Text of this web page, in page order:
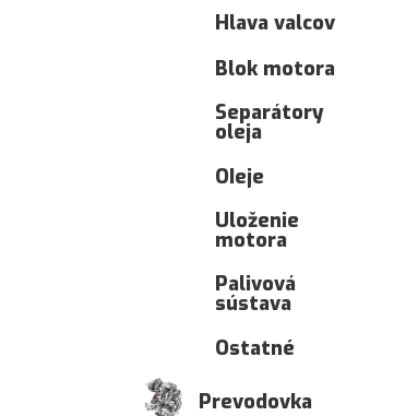
Hlava valcov
Blok motora
Separátory
oleja
OIeje
Uloženie
motora
Palivová
sústava
Ostatné
Prevodovka